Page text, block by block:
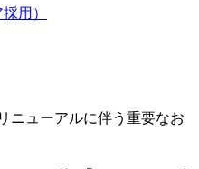
用）
ニューアルに伴う重要なお